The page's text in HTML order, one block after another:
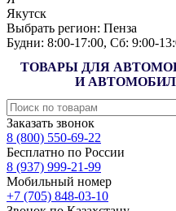
Якутск
Выбрать регион: Пенза
Будни: 8:00‑17:00, Сб:
ТОВАРЫ ДЛЯ
И
Заказать звонок
8 (800) 550-69-22
Бесплатно по России
8 (937) 999-21-99
Мобильный номер
+7 (705) 848-03-10